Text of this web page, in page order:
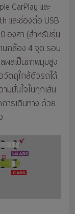
CarPlay และ
และช่องต่อ USB
องศา (สำหรับรุ่น
นกล้อง 4 จุด รอบ
ผลเป็นภาพมุมสูง
วัตถุใกล้ตัวรถได้
มมั่นใจในทุกเส้น
ารเดินทาง ด้วย